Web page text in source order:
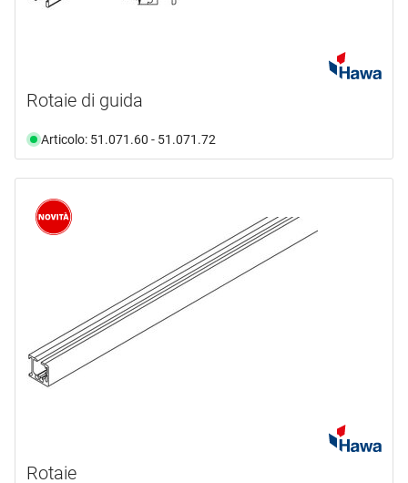
Rotaie di guida
Articolo: 51.071.60 - 51.071.72
Rotaie